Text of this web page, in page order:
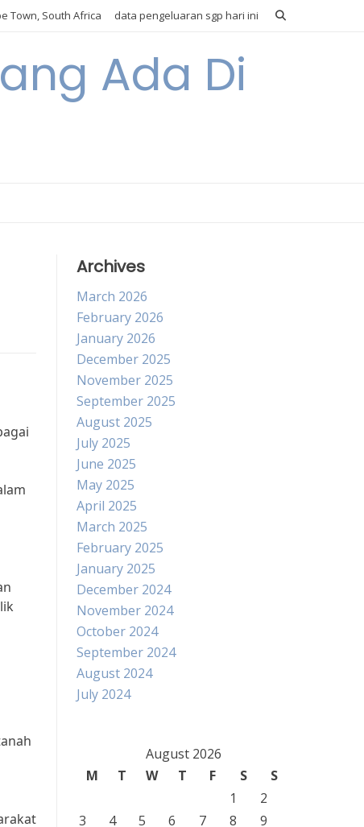
Town, South Africa data pengeluaran sgp hari ini
Ada Di
Archives
March 2026
February 2026
January 2026
December 2025
November 2025
September 2025
August 2025
July 2025
June 2025
May 2025
April 2025
March 2025
February 2025
January 2025
December 2024
November 2024
October 2024
September 2024
August 2024
July 2024
August 2026
M
T W T F S
S
1
2
3
4 5 6 7 8
9